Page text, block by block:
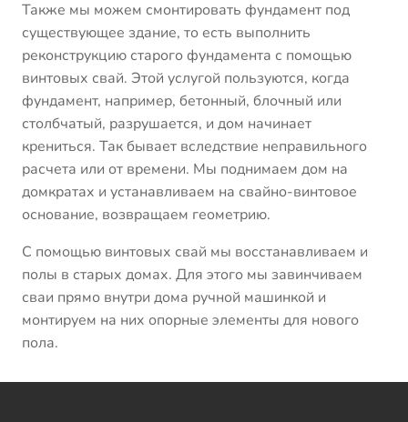
Также мы можем смонтировать фундамент под
существующее здание, то есть выполнить
реконструкцию старого фундамента с помощью
винтовых свай. Этой услугой пользуются, когда
фундамент, например, бетонный, блочный или
столбчатый, разрушается, и дом начинает
крениться. Так бывает вследствие неправильного
расчета или от времени. Мы поднимаем дом на
домкратах и устанавливаем на свайно-винтовое
основание, возвращаем геометрию.
С помощью винтовых свай мы восстанавливаем и
полы в старых домах. Для этого мы завинчиваем
сваи прямо внутри дома ручной машинкой и
монтируем на них опорные элементы для нового
пола.